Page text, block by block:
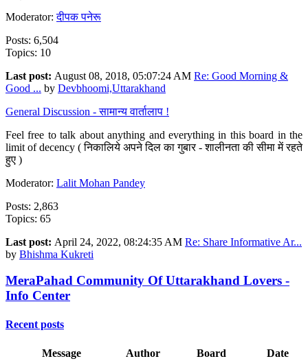
Moderator:दीपक पनेरू
Posts: 6,504
Topics: 10
Last post: August 08, 2018, 05:07:24 AM Re: Good Morning &
Good ... by Devbhoomi,Uttarakhand
General Discussion - सामान्य वार्तालाप !
Feel free to talk about anything and everything in this board in the
limit of decency ( निकालिये अपने दिल का गुबार - शालीनता की सीमा में रहते
हुए )
Moderator: Lalit Mohan Pandey
Posts: 2,863
Topics: 65
Last post: April 24, 2022, 08:24:35 AM Re: Share Informative Ar...
by Bhishma Kukreti
MeraPahad Community Of Uttarakhand Lovers -
Info Center
Recent posts
Message Author Board Date